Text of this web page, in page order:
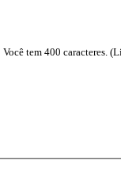
Você tem 400 caracteres.